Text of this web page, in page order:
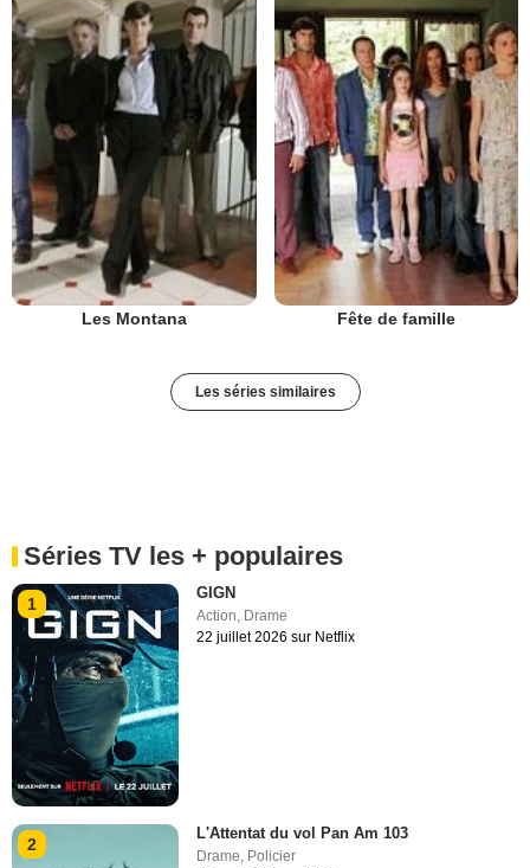
Les Montana Fête de famille
Les séries similaires
Séries TV les + populaires
1
GIGN
Action Drame
22 juillet 2026 sur Netflix
2
L'Attentat du vol Pan Am 103
Drame, Policier